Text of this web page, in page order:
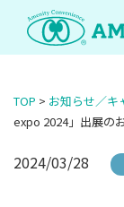
Skip
the
TOP > お知らせ／キ
expo 2024」出展の
2024/03/28